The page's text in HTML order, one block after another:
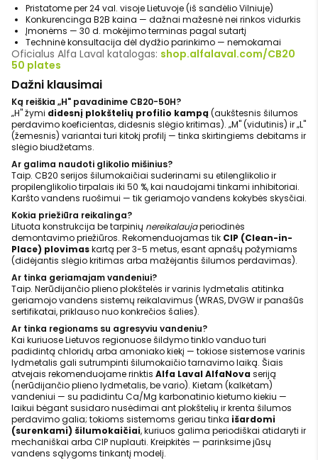
Pristatome per 24 val. visoje Lietuvoje (iš sandėlio Vilniuje)
Konkurencinga B2B kaina — dažnai mažesnė nei rinkos vidurkis
Įmonėms — 30 d. mokėjimo terminas pagal sutartį
Techninė konsultacija dėl dydžio parinkimo — nemokamai
Oficialus Alfa Laval katalogas: shop.alfalaval.com/CB20
50 plates
Dažni klausimai
Ką reiškia „H" pavadinime CB20-50H?
„H" žymi didesnį plokštelių profilio kampą (aukštesnis šilumos
perdavimo koeficientas, didesnis slėgio kritimas). „M" (vidutinis) ir „L"
(žemesnis) variantai turi kitokį profilį — tinka skirtingiems debitams ir
slėgio biudžetams.
Ar galima naudoti glikolio mišinius?
Taip. CB20 serijos šilumokaičiai suderinami su etilenglikolio ir
propilenglikolio tirpalais iki 50 %, kai naudojami tinkami inhibitoriai.
Karšto vandens ruošimui — tik geriamojo vandens kokybės skysčiai.
Kokia priežiūra reikalinga?
Lituota konstrukcija be tarpinių nereikalaujaperiodinės
demontavimo priežiūros. Rekomenduojamas tik CIP (Clean-in-
Place) plovimaskartą per 3-5 metus, esant apnašų požymiams
(didėjantis slėgio kritimas arba mažėjantis šilumos perdavimas).
Ar tinka geriamajam vandeniui?
Taip. Nerūdijančio plieno plokštelės ir varinis lydmetalis atitinka
geriamojo vandens sistemų reikalavimus (WRAS, DVGW ir panašūs
sertifikatai, priklauso nuo konkrečios šalies).
Ar tinka regionams su agresyviu vandeniu?
Kai kuriuose Lietuvos regionuose šildymo tinklo vanduo turi
padidintą chloridų arba amoniako kiekį — tokiose sistemose varinis
lydmetalis gali sutrumpinti šilumokaičio tarnavimo laiką. Šiais
atvejais rekomenduojame rinktis Alfa Laval AlfaNova seriją
(nerūdijančio plieno lydmetalis, be vario). Kietam (kalkėtam)
vandeniui — su padidintu Ca/Mg karbonatinio kietumo kiekiu —
laikui bėgant susidaro nusėdimai ant plokštelių ir krenta šilumos
perdavimo galia; tokioms sistemoms geriau tinka išardomi
(surenkami) šilumokaičiai, kuriuos galima periodiškai atidaryti ir
mechaniškai arba CIP nuplauti. Kreipkitės — parinksime jūsų
vandens sąlygoms tinkantį modelį.